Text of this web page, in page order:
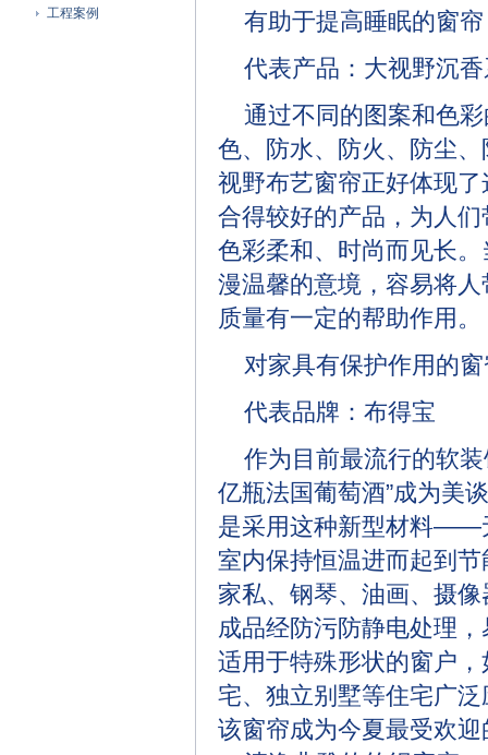
工程案例
有助于提高睡眠的窗帘
代表产品：大视野沉香
通过不同的图案和色彩
色、防水、防火、防尘
视野布艺窗帘正好体现
合得较好的产品，为人
色彩柔和、时尚而见长
漫温馨的意境，容易将
质量有一定的帮助作用。
对家具有保护作用的窗
代表品牌：布得宝
作为目前最流行的软
亿瓶法国葡萄酒”成为美
是采用这种新型材料——
室内保持恒温进而起到
家私、钢琴、油画、摄
成品经防污防静电处理
适用于特殊形状的窗户
宅、独立别墅等住宅广泛
该窗帘成为今夏最受欢